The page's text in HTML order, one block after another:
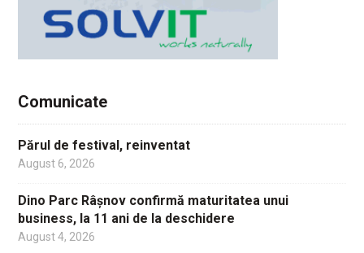
Comunicate
Părul de festival, reinventat
August 6, 2026
Dino Parc Râșnov confirmă maturitatea unui
business, la 11 ani de la deschidere
August 4, 2026